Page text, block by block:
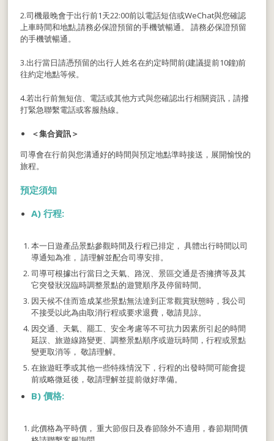
2.司機最晚會于出行前1天22:00前以電話短信或WeChat與您確認
上車時間和地點,請務必保證預留的手機號暢通。 請務必保證預留
的手機號暢通。
3.出行當日請憑預留的出行人姓名在約定時間前(建議提前10鐘)前
往約定地點等候。
4.若出行前無短信、電話或其他方式與您確認出行相關資訊，請撥
打緊急聯繫電話或客服熱線。
＜集合資訊＞
司導會在行前與您溝通好的時間與預定地點準時接送，展開愉悅的
旅程。
預定須知
A)行程:
本一日遊產品景點參觀時間及行程已排定， 具體出行時間以司
導通知為准， 請理解並配合司導安排。
司導可根據出行當日之天氣、路況、景區交通是否擁擠等及其
它突發狀況臨時調整景點的遊覽順序及停留時間。
因天候不佳而造成某些景點無法達到正常觀賞狀態時，我公司
不接受以此為由取消行程或要求退費，敬請見諒。
因交通、天氣、罷工、安全考慮等不可抗力因素所引起的時間
延誤、旅遊線路變更、調整景點順序或遊玩時間，行程或景點
變更取消等， 敬請理解。
在旅遊旺季或其他一些特殊情況下，行程的出發時間可能會提
前或略微延後，敬請理解並提前做好準備。
B)價格:
此價格為平時價， 重大節假日及春節除外不適用，春節期間價